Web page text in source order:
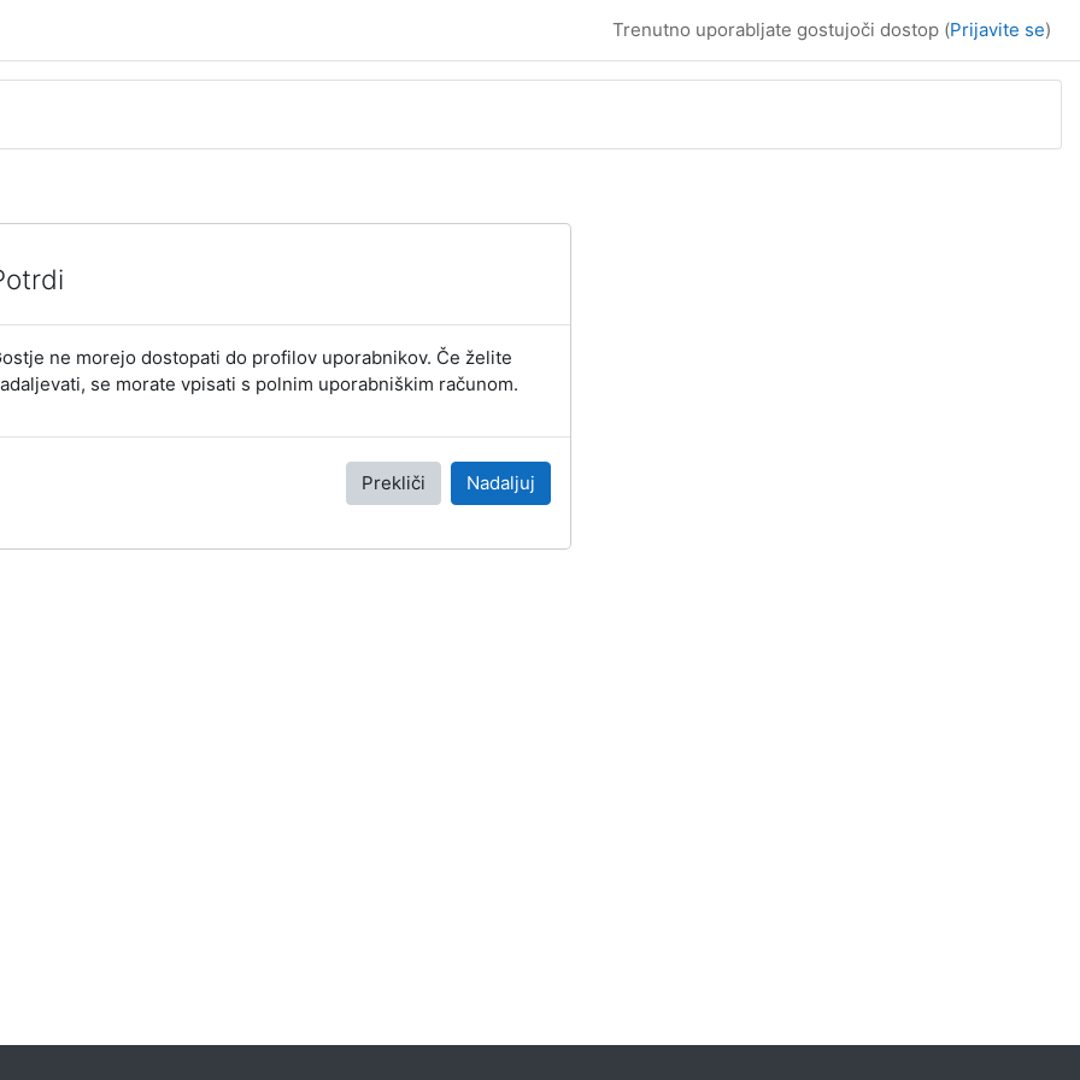
Trenutno uporabljate gostujoči dostop (Prijavite se)
ne morejo dostopati do profilov uporabnikov. Če želite
se morate vpisati s polnim uporabniškim računom.
Prekliči Nadaljuj